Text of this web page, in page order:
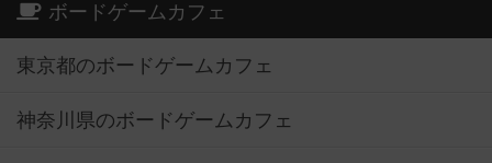
ボードゲームカフェ
東京都のボードゲームカフェ
神奈川県のボードゲームカフェ